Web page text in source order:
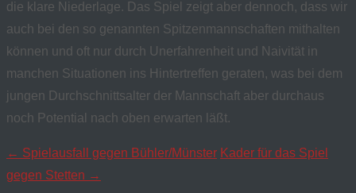
die klare Niederlage. Das Spiel zeigt aber dennoch, dass wir
auch bei den so genannten Spitzenmannschaften mithalten
können und oft nur durch Unerfahrenheit und Naivität in
manchen Situationen ins Hintertreffen geraten, was bei dem
jungen Durchschnittsalter der Mannschaft aber durchaus
noch Potential nach oben erwarten läßt.
Navigation
← Spielausfall gegen Bühler/Münster Kader für das Spiel
gegen Stetten →